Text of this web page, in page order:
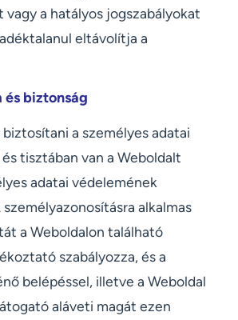
vagy a hatályos jogszabályokat
eltávolítja a
biztonság
a személyes adatai
tisztában van a Weboldalt
adatai védelemének
alkalmas
a Weboldalon található
szabályozza, és a
belépéssel, illetve a Weboldal
aláveti magát ezen